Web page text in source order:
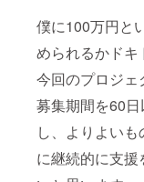
僕に100万円と
められるかドキ
今回のプロジェ
募集期間を60
し、よりよい
に継続的に支援